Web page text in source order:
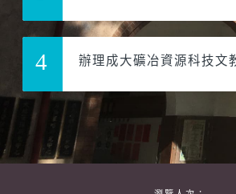
4 辦理成大礦冶資源科技文